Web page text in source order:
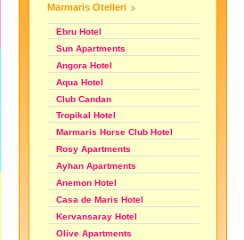
Marmaris Otelleri
Ebru Hotel
Sun Apartments
Angora Hotel
Aqua Hotel
Club Candan
Tropikal Hotel
Marmaris Horse Club Hotel
Rosy Apartments
Ayhan Apartments
Anemon Hotel
Casa de Maris Hotel
Kervansaray Hotel
Olive Apartments